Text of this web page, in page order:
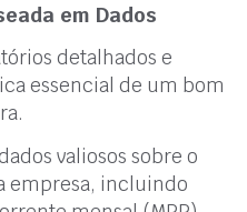
em Dados
detalhados e
essencial de um bom
valiosos sobre o
empresa, incluindo